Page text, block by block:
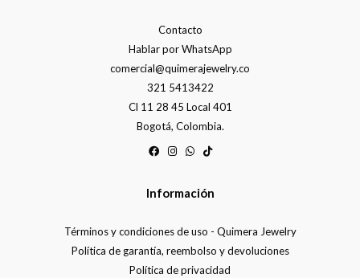
Contacto
Hablar por WhatsApp
comercial@quimerajewelry.co
321 5413422
Cl 11 28 45 Local 401
Bogotá, Colombia.
Información
Términos y condiciones de uso - Quimera Jewelry
Política de garantía, reembolso y devoluciones
Política de privacidad